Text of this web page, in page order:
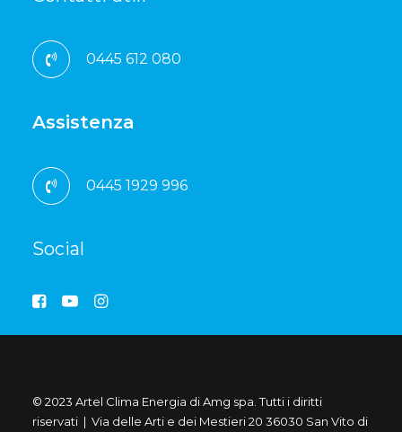
0445 612 080
Assistenza
0445 1929 996
Social
© 2023 Artel Clima Energia di Amg spa. Tutti i diritti
riservati | Via delle Arti e dei Mestieri 20 36030 San Vito di